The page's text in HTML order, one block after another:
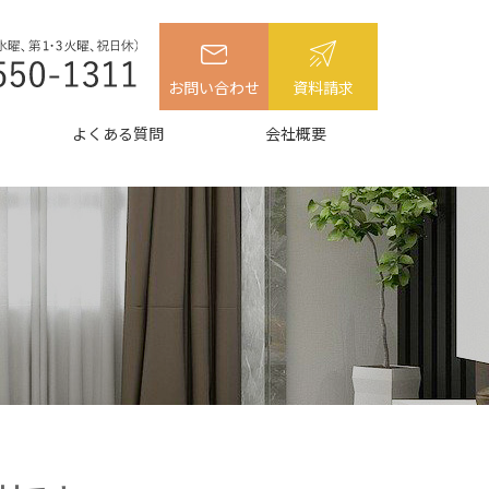
お問い合わせ 資料請求
よくある質問 会社概要